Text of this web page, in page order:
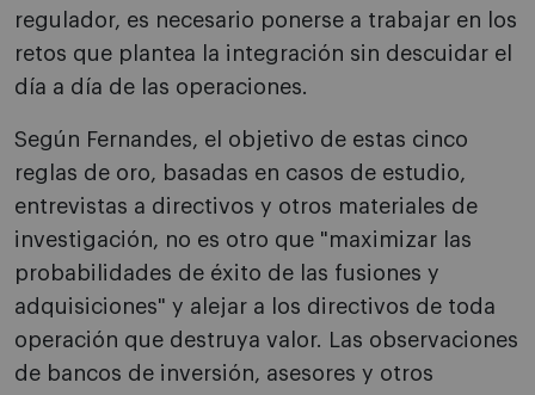
regulador, es necesario ponerse a trabajar en los
retos que plantea la integración sin descuidar el
día a día de las operaciones.
Según Fernandes, el objetivo de estas cinco
reglas de oro, basadas en casos de estudio,
entrevistas a directivos y otros materiales de
investigación, no es otro que "maximizar las
probabilidades de éxito de las fusiones y
adquisiciones" y alejar a los directivos de toda
operación que destruya valor. Las observaciones
de bancos de inversión, asesores y otros